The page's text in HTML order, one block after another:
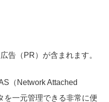
告（PR）が含まれます。
（Network Attached
を一元管理できる非常に便